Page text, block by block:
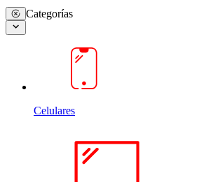
Categorías
Celulares